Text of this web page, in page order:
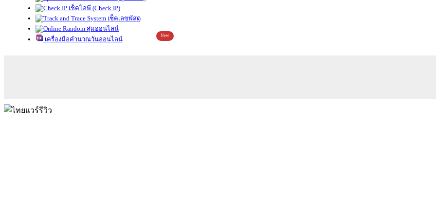
เช็คไอพี (Check IP)
เช็คเลขพัสดุ
สุ่มออนไลน์
เครื่องมือคำนวณวันออนไลน์
New